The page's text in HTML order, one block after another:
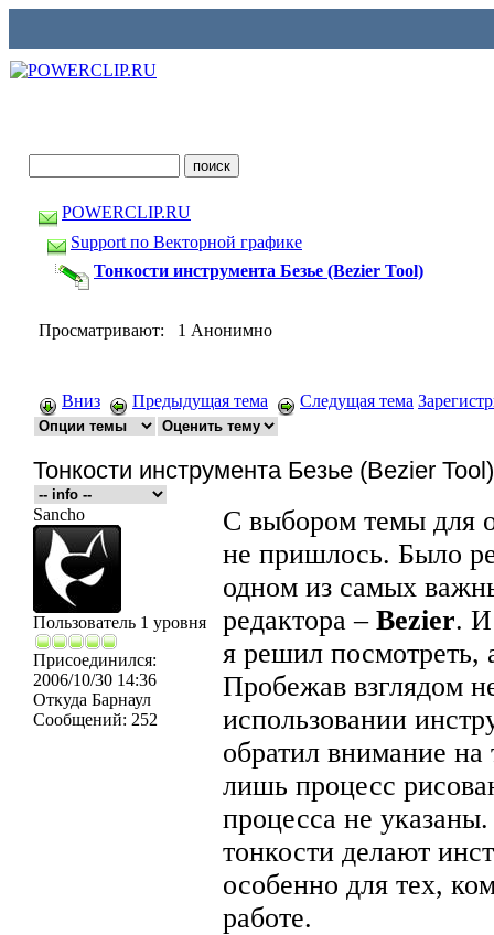
POWERCLIP.RU
Support по Векторной графике
Тонкости инструмента Безье (Bezier Tool)
Просматривают: 1 Анонимно
Вниз Предыдущая тема Следущая тема
Тонкости инструмента Безье (Bezier Tool)
Sancho
Пользователь 1 уровня
Присоединился:
2006/10/30 14:36
Откуда Барнаул
Сообщений: 252
С выбором темы для
не пришлось. Было
одном из самых
редактора – Bezier. И
я решил посмотреть,
Пробежав взглядом
использовании
обратил внимание на
лишь процесс
процесса не
тонкости делают
особенно для тех,
работе.